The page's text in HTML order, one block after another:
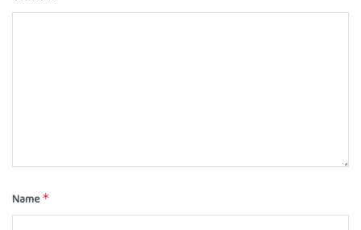
Name*